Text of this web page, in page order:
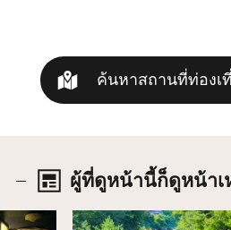
ค้นหาสถานที่ท่องเ
ผู้ที่ดูหน้านี้ก็ดูหน้าเ
รายละเอียด